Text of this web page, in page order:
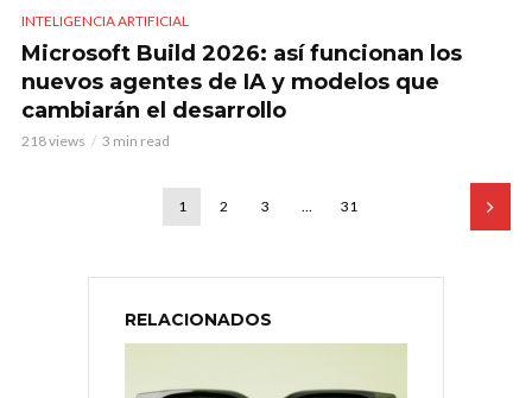
INTELIGENCIA ARTIFICIAL
Microsoft Build 2026: así funcionan los
nuevos agentes de IA y modelos que
cambiarán el desarrollo
218 views 3 min read
1 2 3 … 31
RELACIONADOS